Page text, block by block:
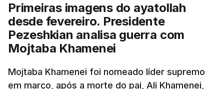
Primeiras imagens do ayatollah
desde fevereiro. Presidente
Pezeshkian analisa guerra com
Mojtaba Khamenei
Mojtaba Khamenei foi nomeado líder supremo
em março, após a morte do pai, Ali Khamenei,